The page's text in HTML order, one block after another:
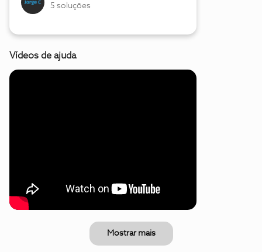
5 soluções
Vídeos de ajuda
Mostrar mais